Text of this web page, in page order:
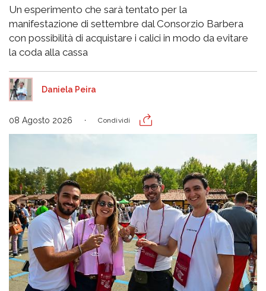
Un esperimento che sarà tentato per la
manifestazione di settembre dal Consorzio Barbera
con possibilità di acquistare i calici in modo da evitare
la coda alla cassa
Daniela Peira
08 Agosto 2026 Condividi